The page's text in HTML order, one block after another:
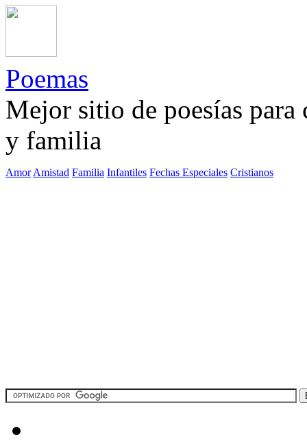
Poemas
Mejor sitio de poesías
y familia
Amor Amistad Familia Infantiles Fechas Especiales Cristianos